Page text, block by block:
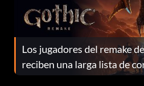
Los jugadores del remake
reciben una larga lista de
el parche 1.0.4